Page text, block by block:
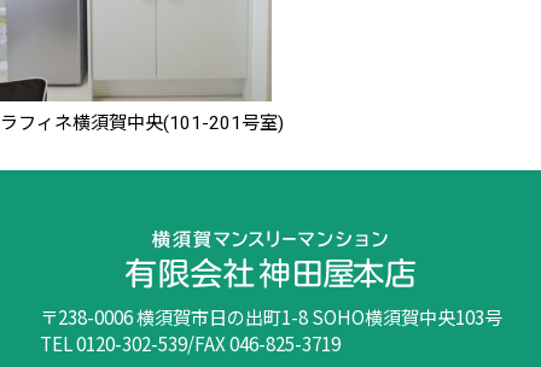
ラフィネ横須賀中央(101-201号室)
〒238-0006 横須賀市日の出町1-8 SOHO横須賀中央103号
TEL 0120-302-539/FAX 046-825-3719